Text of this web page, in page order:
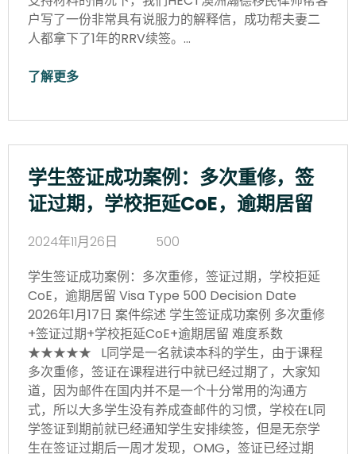
户写了一份非常具有说服力的解释信，成功帮夫妻二
人都拿下了1年的RRV续签。…
了解更多
学生签证成功案例：多次重修，签
证过期，学校拒延CoE，逾期居留
2024年11月26日
500
学生签证成功案例：多次重修，签证过期，学校拒延
CoE，逾期居留 Visa Type 500 Decision Date
2026年1月17日 案件综述 学生签证成功案例 多次重修
+签证过期+学校拒延CoE+逾期居留 难度系数
★★★★★ L同学是一名就读本科的学生，由于课程
多次重修，签证在课程进行中就已经过期了，大家知
道，因为邮件在国内并不是一个十分常用的沟通方
式，所以大多学生没有养成查邮件的习惯，学校在L同
学签证到期前就已经通知学生安排续签，但是无奈学
生在签证过期后一周才发现，OMG，签证已经过期